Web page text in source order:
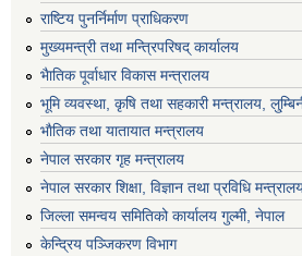
राष्टिय पुनर्निर्माण प्राधिकरण
मुख्यमन्त्री तथा मन्त्रिपरिषद् कार्यालय
भैातिक पूर्वाधार विकास मन्त्रालय
भूमि व्यवस्था, कृषि तथा सहकारी मन्त्रालय,
भाैतिक तथा यातायात मन्त्रालय
नेपाल सरकार गृह मन्त्रालय
नेपाल सरकार शिक्षा, विज्ञान तथा प्रविधि
जिल्ला समन्वय समितिको कार्यालय गुल्मी, नेपाल
केन्द्रिय पञ्जिकरण विभाग